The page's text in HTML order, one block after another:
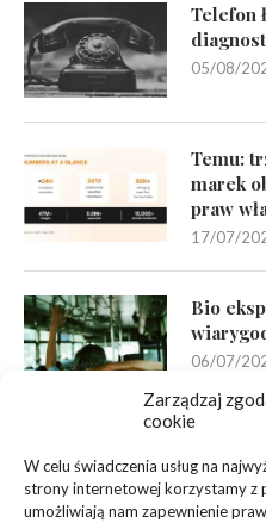
Zarządzaj
cookie
W celu świadczenia usług na
strony internetowej korzystamy z
umożliwiają nam zapewnienie
Telefon
05/08/
Temu:
marek
praw
17/07/
Bio
06/07/
KATEGORIE